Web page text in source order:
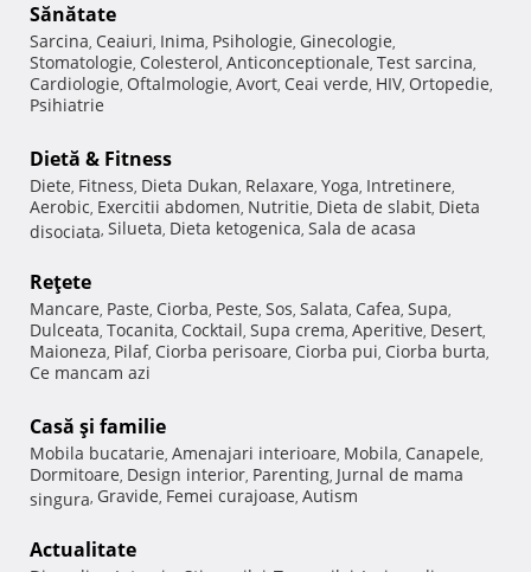
Sănătate
Sarcina, Ceaiuri, Inima, Psihologie, Ginecologie,
Stomatologie, Colesterol, Anticonceptionale, Test sarcina,
Cardiologie, Oftalmologie, Avort, Ceai verde, HIV, Ortopedie,
Psihiatrie
Dietă & Fitness
Diete, Fitness, Dieta Dukan, Relaxare, Yoga, Intretinere,
Aerobic, Exercitii abdomen, Nutritie, Dieta de slabit, Dieta
disociata, Silueta, Dieta ketogenica, Sala de acasa
Reţete
Mancare, Paste, Ciorba, Peste, Sos, Salata, Cafea, Supa,
Dulceata, Tocanita, Cocktail, Supa crema, Aperitive, Desert,
Maioneza, Pilaf, Ciorba perisoare, Ciorba pui, Ciorba burta,
Ce mancam azi
Casă şi familie
Mobila bucatarie, Amenajari interioare, Mobila, Canapele,
Dormitoare, Design interior, Parenting, Jurnal de mama
singura, Gravide, Femei curajoase, Autism
Actualitate